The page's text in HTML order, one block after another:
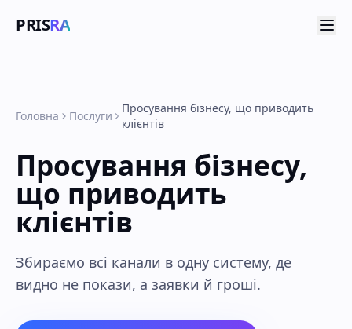
PRISRA
Головна Послуги
Просування бізнесу, що приводить
клієнтів
Просування бізнесу,
що приводить
клієнтів
Збираємо всі канали в одну систему, де
видно не покази, а заявки й гроші.